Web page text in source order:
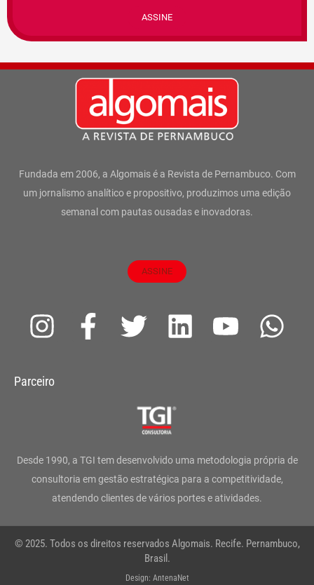
ASSINE
Fundada em 2006, a Algomais é a Revista de Pernambuco. Com
um jornalismo analítico e propositivo, produzimos uma edição
semanal com pautas ousadas e inovadoras.
ASSINE
I
s
g
r
a
m
F
a
o
o
k
-
T
t
e
r
L
d
i
n
Y
b
e
W
a
p
Parceiro
Desde 1990, a TGI tem desenvolvido uma metodologia própria de
consultoria em gestão estratégica para a competitividade,
atendendo clientes de vários portes e atividades.
© 2025. Todos os direitos reservados Algomais. Recife. Pernambuco,
Brasil.
Design: AntenaNet